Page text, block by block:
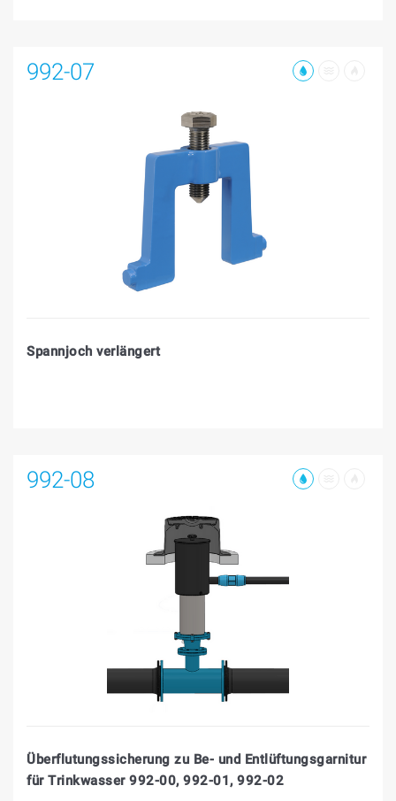
992-07
Spannjoch verlängert
992-08
Überflutungssicherung zu Be- und Entlüftungsgarnitur
für Trinkwasser 992-00, 992-01, 992-02